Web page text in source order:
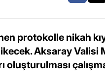
protokolle nikah
Aksaray Valisi
oluşturulması